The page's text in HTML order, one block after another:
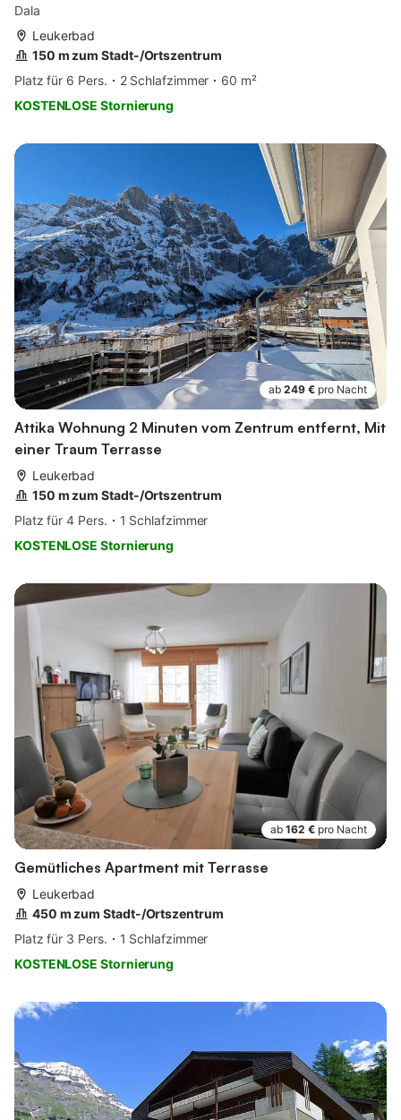
Dala
Leukerbad
150 m zum Stadt-/Ortszentrum
Platz für 6 Pers.
2 Schlafzimmer
60 m²
KOSTENLOSE Stornierung
ab 249 € pro Nacht
Attika Wohnung 2 Minuten vom Zentrum entfernt, Mit
einer Traum Terrasse
Leukerbad
150 m zum Stadt-/Ortszentrum
Platz für 4 Pers.
1 Schlafzimmer
KOSTENLOSE Stornierung
ab 162 € pro Nacht
Gemütliches Apartment mit Terrasse
Leukerbad
450 m zum Stadt-/Ortszentrum
Platz für 3 Pers.
1 Schlafzimmer
KOSTENLOSE Stornierung